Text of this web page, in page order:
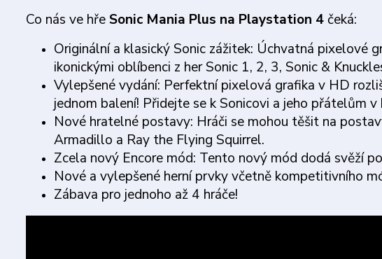
Co nás ve hřeSonic Mania Plus na Playstation 4čeká:
Originální a klasický Sonic zážitek: Úchvatná pixelové
ikonickými oblíbenci z her Sonic 1, 2, 3, Sonic &
Vylepšené vydání: Perfektní pixelová grafika v HD
jednom balení! Přidejte se k Sonicovi a jeho přátelům
Nové hratelné postavy: Hráči se mohou těšit na
Armadillo a Ray the Flying Squirrel.
Zcela nový Encore mód: Tento nový mód dodá svěží
Nové a vylepšené herní prvky včetně kompetitivního
Zábava pro jednoho až 4 hráče!